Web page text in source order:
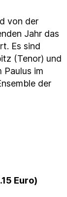
von der
Jahr das
Es sind
(Tenor) und
Paulus im
der
Euro)